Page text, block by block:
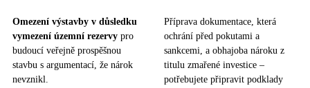
Omezení výstavby v důsledku
vymezení územní rezervy pro
budoucí veřejně prospěšnou
stavbu s argumentací, že nárok
nevznikl.
Příprava dokumentace, která
ochrání před pokutami a
sankcemi, a obhajoba nároku z
titulu zmařené investice –
potřebujete připravit podklady